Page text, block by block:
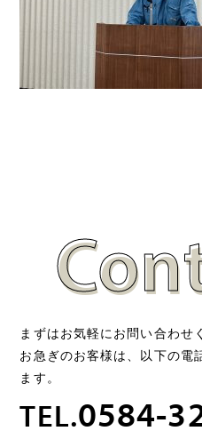
数字で見
クロス
まずはお気軽にお問い合わせ
お急ぎのお客様は、以下の電
ます。
TEL.0584-